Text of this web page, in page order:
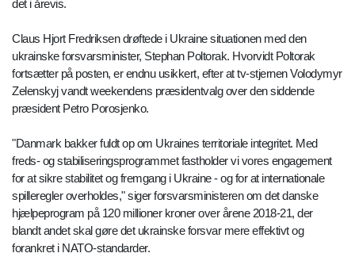
det i årevis.
Claus Hjort Fredriksen drøftede i Ukraine situationen med den
ukrainske forsvarsminister, Stephan Poltorak. Hvorvidt Poltorak
fortsætter på posten, er endnu usikkert, efter at tv-stjernen Volodymyr
Zelenskyj vandt weekendens præsidentvalg over den siddende
præsident Petro Porosjenko.
"Danmark bakker fuldt op om Ukraines territoriale integritet. Med
freds- og stabiliseringsprogrammet fastholder vi vores engagement
for at sikre stabilitet og fremgang i Ukraine - og for at internationale
spilleregler overholdes," siger forsvarsministeren om det danske
hjælpeprogram på 120 millioner kroner over årene 2018-21, der
blandt andet skal gøre det ukrainske forsvar mere effektivt og
forankret i NATO-standarder.